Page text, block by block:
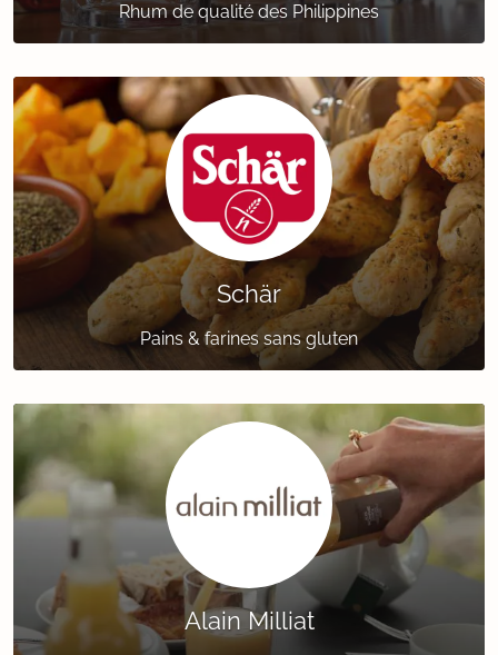
Rhum de qualité des Philippines
Schär
Pains & farines sans gluten
Alain Milliat